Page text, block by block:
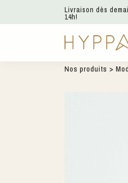
Livraison dès
14h!
Nos produits >